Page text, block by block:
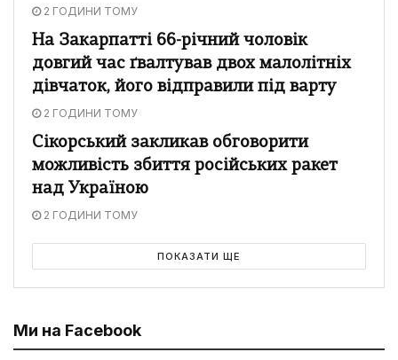
2 ГОДИНИ ТОМУ
На Закарпатті 66-річний чоловік
довгий час ґвалтував двох малолітніх
дівчаток, його відправили під варту
2 ГОДИНИ ТОМУ
Сікорський закликав обговорити
можливість збиття російських ракет
над Україною
2 ГОДИНИ ТОМУ
ПОКАЗАТИ ЩЕ
Ми на Facebook